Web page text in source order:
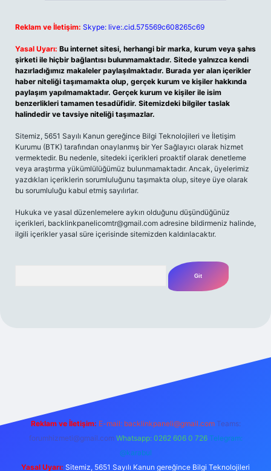
Reklam ve İletişim: Skype: live:.cid.575569c608265c69
Yasal Uyarı: Bu internet sitesi, herhangi bir marka, kurum veya şahıs
şirketi ile hiçbir bağlantısı bulunmamaktadır. Sitede yalnızca kendi
hazırladığımız makaleler paylaşılmaktadır. Burada yer alan içerikler
haber niteliği taşımamakta olup, gerçek kurum ve kişiler hakkında
paylaşım yapılmamaktadır. Gerçek kurum ve kişiler ile isim
benzerlikleri tamamen tesadüfidir. Sitemizdeki bilgiler taslak
halindedir ve tavsiye niteliği taşımazlar.
Sitemiz, 5651 Sayılı Kanun gereğince Bilgi Teknolojileri ve İletişim
Kurumu (BTK) tarafından onaylanmış bir Yer Sağlayıcı olarak hizmet
vermektedir. Bu nedenle, sitedeki içerikleri proaktif olarak denetleme
veya araştırma yükümlülüğümüz bulunmamaktadır. Ancak, üyelerimiz
yazdıkları içeriklerin sorumluluğunu taşımakta olup, siteye üye olarak
bu sorumluluğu kabul etmiş sayılırlar.
Hukuka ve yasal düzenlemelere aykırı olduğunu düşündüğünüz
içerikleri, backlinkpanelicomtr@gmail.com adresine bildirmeniz halinde,
ilgili içerikler yasal süre içerisinde sitemizden kaldırılacaktır.
m elexbet
Reklam ve İletişim: E-mail: backlinkpaneli@gmail.com Teams:
forumhizmeti@gmail.com Whatsapp: 0262 606 0 726 Telegram:
@karabul
Yasal Uyarı: Sitemiz, 5651 Sayılı Kanun gereğince Bilgi Teknolojileri